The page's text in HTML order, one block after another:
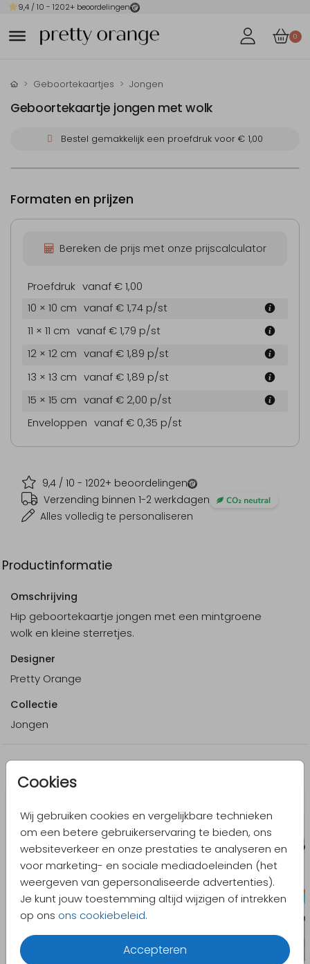
9,4 / 10 - 1202+ beoordelingen
0
Cookies
Wij gebruiken cookies en vergelijkbare technieken
om een betere gebruikerservaring te bieden, ons
websiteverkeer en onze prestaties te analyseren en
voor marketing- en sociale mediadoeleinden (het
weergeven van gepersonaliseerde advertenties).
Je kunt jouw toestemming altijd wijzigen of intrekken
op ons ons cookiebeleid.
Accepteren
Geboortekaartjes Jongen
Geboortekaartje jongen met wolk
Bestel gemakkelijk een proefdruk voor € 1,00
9,4 / 10 - 1202+ beoordelingen
Verzending binnen 1-2 werkdagen
Alles volledig te personaliseren
Formaten en prijzen
Bereken de prijs met onze prijscalculator
Proefdruk vanaf € 1,00
10 × 10 cm vanaf € 1,74 p/st
11 × 11 cm vanaf € 1,79 p/st
12 × 12 cm vanaf € 1,89 p/st
13 × 13 cm vanaf € 1,89 p/st
15 × 15 cm vanaf € 2,00 p/st
Enveloppen vanaf € 0,35 p/st
Productinformatie
Omschrijving
Hip geboortekaartje jongen met een mintgroene
wolk en kleine sterretjes.
Designer
Pretty Orange
Collectie
Jongen